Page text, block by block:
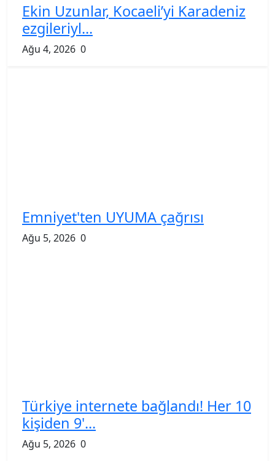
Ekin Uzunlar, Kocaeli’yi Karadeniz
ezgileriyl...
Ağu 4, 2026 0
Emniyet'ten UYUMA çağrısı
Ağu 5, 2026 0
Türkiye internete bağlandı! Her 10
kişiden 9'...
Ağu 5, 2026 0